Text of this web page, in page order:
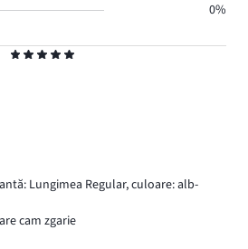
Lungimea Regular,culoare: alb-
cam zgarie
0%